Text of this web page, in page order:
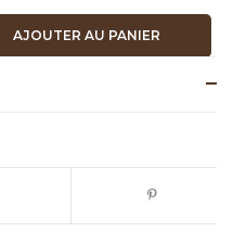
AJOUTER AU PANIER